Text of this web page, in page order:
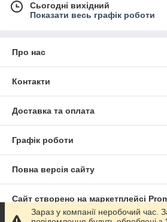
Сьогодні вихідний
Показати весь графік роботи
Про нас
Контакти
Доставка та оплата
Графік роботи
Повна версія сайту
Сайт створено на маркетплейсі
Зараз у компанії неробочий час.